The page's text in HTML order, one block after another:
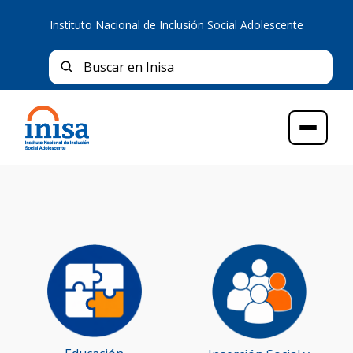
Instituto Nacional de Inclusión Social Adolescente
Buscar en Inisa
Menú